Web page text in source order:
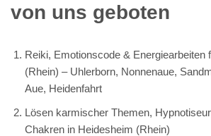
von uns geboten
Reiki, Emotionscode & Energiearbeiten
(Rhein) – Uhlerborn, Nonnenaue,
Aue, Heidenfahrt
Lösen karmischer Themen,
Chakren in Heidesheim (Rhein)